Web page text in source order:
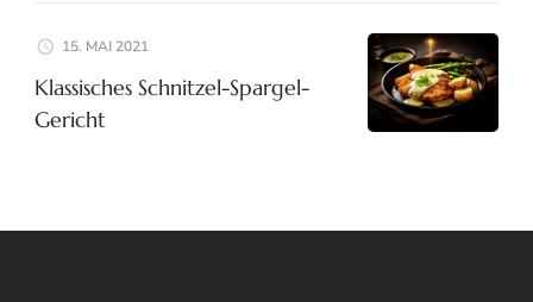
15. MAI 2021
Klassisches Schnitzel-Spargel-
Gericht